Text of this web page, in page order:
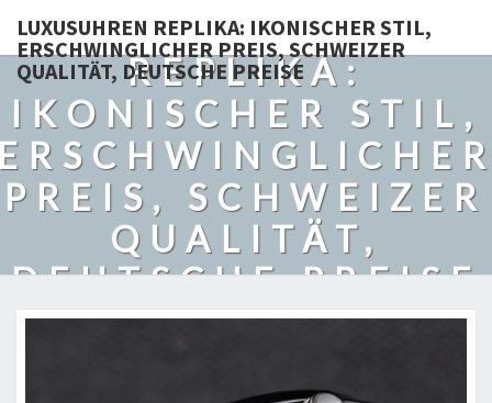
LUXUSUHREN REPLIKA: IKONISCHER STIL,
ERSCHWINGLICHER PREIS, SCHWEIZER
QUALITÄT, DEUTSCHE PREISE
LUXUSUHREN
REPLIKA:
IKONISCHER STIL,
PREIS, SCHWEIZER
QUALITÄT,
DEUTSCHE PREISE